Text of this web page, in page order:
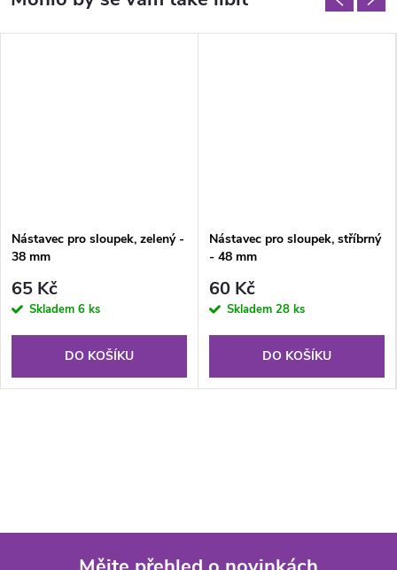
Nástavec pro sloupek, zelený -
38 mm
65 Kč
Skladem 6 ks
DO KOŠÍKU
Nástavec pro sloupek, stříbrný
- 48 mm
60 Kč
Skladem 28 ks
DO KOŠÍKU